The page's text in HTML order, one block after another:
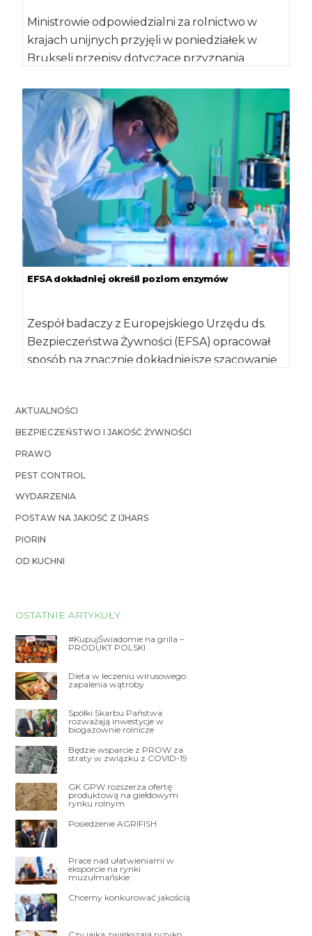
Ministrowie odpowiedzialni za rolnictwo w
krajach unijnych przyjęli w poniedziałek w
Brukseli przepisy dotyczące przyznania
[…]
EFSA dokładniej określi poziom enzymów
Zespół badaczy z Europejskiego Urzędu ds.
Bezpieczeństwa Żywności (EFSA) opracował
sposób na znacznie dokładniejsze szacowanie
AKTUALNOŚCI
BEZPIECZEŃSTWO I JAKOŚĆ ŻYWNOŚCI
PRAWO
PEST CONTROL
WYDARZENIA
POSTAW NA JAKOŚĆ Z IJHARS
PIORIN
OD KUCHNI
OSTATNIE ARTYKUŁY
#KupujŚwiadomie na grilla –
PRODUKT POLSKI
Dieta w leczeniu wirusowego
zapalenia wątroby
Spółki Skarbu Państwa
rozważają inwestycje w
biogazownie rolnicze
Będzie wsparcie z PROW za
straty w związku z COVID-19
GK GPW rozszerza ofertę
produktową na giełdowym
rynku rolnym
Posiedzenie AGRIFISH
Prace nad ułatwieniami w
eksporcie na rynki
muzułmańskie
Chcemy konkurować jakością